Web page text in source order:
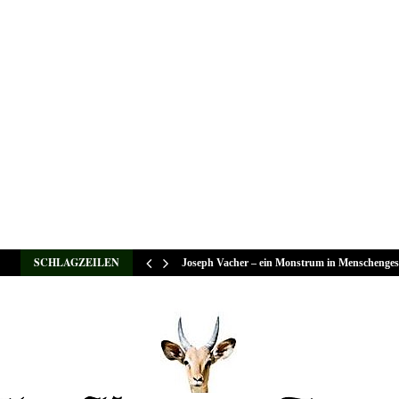
SCHLAGZEILEN Joseph Vacher – ein Monstrum in